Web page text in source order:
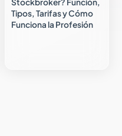
Stockbroker? Función,
Tipos, Tarifas y Cómo
Funciona la Profesión